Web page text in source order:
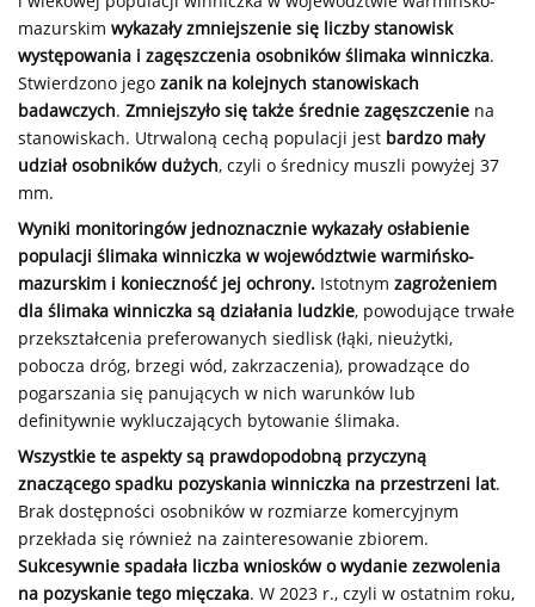
mazurskim wykazały zmniejszenie się liczby stanowisk
występowania i zagęszczenia osobników ślimaka winniczka.
Stwierdzono jego zanik na kolejnych stanowiskach
badawczych. Zmniejszyło się także średnie zagęszczenie na
stanowiskach. Utrwaloną cechą populacji jest bardzo mały
udział osobników dużych, czyli o średnicy muszli powyżej 37
mm.
Wyniki monitoringów jednoznacznie wykazały osłabienie
populacji ślimaka winniczka w województwie warmińsko-
mazurskim i konieczność jej ochrony. Istotnym zagrożeniem
dla ślimaka winniczka są działania ludzkie, powodujące trwałe
przekształcenia preferowanych siedlisk (łąki, nieużytki,
pobocza dróg, brzegi wód, zakrzaczenia), prowadzące do
pogarszania się panujących w nich warunków lub
definitywnie wykluczających bytowanie ślimaka.
Wszystkie te aspekty są prawdopodobną przyczyną
znaczącego spadku pozyskania winniczka na przestrzeni lat.
Brak dostępności osobników w rozmiarze komercyjnym
przekłada się również na zainteresowanie zbiorem.
Sukcesywnie spadała liczba wniosków o wydanie zezwolenia
na pozyskanie tego mięczaka. W 2023 r., czyli w ostatnim roku,